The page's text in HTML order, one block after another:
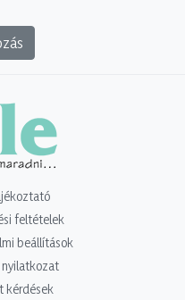
feltételek
beállítások
nyilatkozat
kérdések